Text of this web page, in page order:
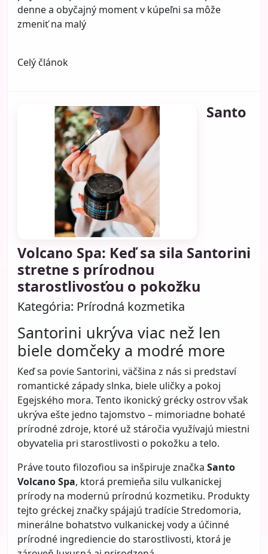
Dobre zvolené doplnky dokážu rozjasniť tvár,
zvýrazniť pás, pridať ženskosť, hravosť aj eleganciu.
A čo je najlepšie – netreba ich veľa.
Ak žena vie, ako s nimi pracovať, nepotrebuje veľké
módne experimenty. Stačí niekoľko správnych
Prečo doplnky omladzujú outfit
Omladzujúci efekt doplnkov nespočíva v tom, že by
z ženy robili niekoho iného. Ich sila je v tom, že
narušia stereotyp a dodajú outfitu energiu. Veľmi
často totiž nepôsobí „staršie“ samotná žena, ale
kombinácia oblečenia bez života, bez akcentu a bez
detailu, ktorý by outfit prepojil alebo oživil.
Doplnok vie urobiť presne to, čo outf
Celý článok
Ako si